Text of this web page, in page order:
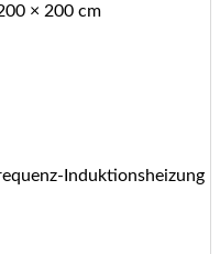
× 200 cm
Induktionsheizung